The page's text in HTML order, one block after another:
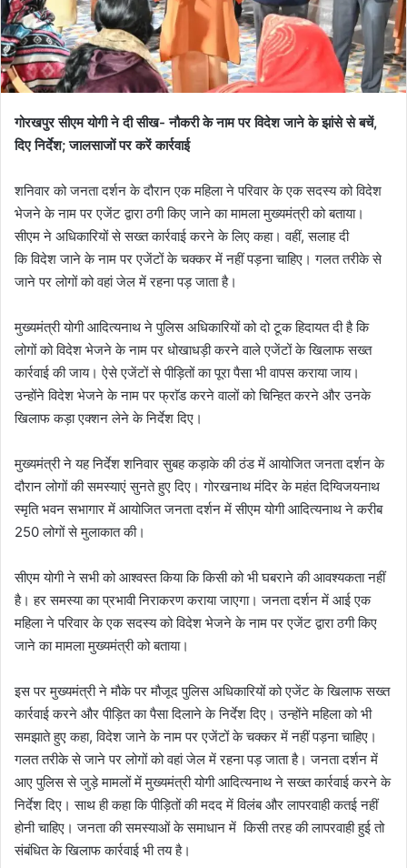
गोरखपुर सीएम योगी ने दी सीख- नौकरी के नाम पर विदेश जाने के झांसे से बचें,
दिए निर्देश; जालसाजों पर करें कार्रवाई
शनिवार को जनता दर्शन के दौरान एक महिला ने परिवार के एक सदस्य को विदेश
भेजने के नाम पर एजेंट द्वारा ठगी किए जाने का मामला मुख्यमंत्री को बताया।
सीएम ने अधिकारियों से सख्त कार्रवाई करने के लिए कहा। वहीं, सलाह दी
कि विदेश जाने के नाम पर एजेंटों के चक्कर में नहीं पड़ना चाहिए। गलत तरीके से
जाने पर लोगों को वहां जेल में रहना पड़ जाता है।
मुख्यमंत्री योगी आदित्यनाथ ने पुलिस अधिकारियों को दो टूक हिदायत दी है कि
लोगों को विदेश भेजने के नाम पर धोखाधड़ी करने वाले एजेंटों के खिलाफ सख्त
कार्रवाई की जाय। ऐसे एजेंटों से पीड़ितों का पूरा पैसा भी वापस कराया जाय।
उन्होंने विदेश भेजने के नाम पर फ्राॅड करने वालों को चिन्हित करने और उनके
खिलाफ कड़ा एक्शन लेने के निर्देश दिए।
मुख्यमंत्री ने यह निर्देश शनिवार सुबह कड़ाके की ठंड में आयोजित जनता दर्शन के
दौरान लोगों की समस्याएं सुनते हुए दिए। गोरखनाथ मंदिर के महंत दिग्विजयनाथ
स्मृति भवन सभागार में आयोजित जनता दर्शन में सीएम योगी आदित्यनाथ ने करीब
250 लोगों से मुलाकात की।
सीएम योगी ने सभी को आश्वस्त किया कि किसी को भी घबराने की आवश्यकता नहीं
है। हर समस्या का प्रभावी निराकरण कराया जाएगा। जनता दर्शन में आई एक
महिला ने परिवार के एक सदस्य को विदेश भेजने के नाम पर एजेंट द्वारा ठगी किए
जाने का मामला मुख्यमंत्री को बताया।
इस पर मुख्यमंत्री ने मौके पर मौजूद पुलिस अधिकारियों को एजेंट के खिलाफ सख्त
कार्रवाई करने और पीड़ित का पैसा दिलाने के निर्देश दिए। उन्होंने महिला को भी
समझाते हुए कहा, विदेश जाने के नाम पर एजेंटों के चक्कर में नहीं पड़ना चाहिए।
गलत तरीके से जाने पर लोगों को वहां जेल में रहना पड़ जाता है। जनता दर्शन में
आए पुलिस से जुड़े मामलों में मुख्यमंत्री योगी आदित्यनाथ ने सख्त कार्रवाई करने के
निर्देश दिए। साथ ही कहा कि पीड़ितों की मदद में विलंब और लापरवाही कतई नहीं
होनी चाहिए। जनता की समस्याओं के समाधान में किसी तरह की लापरवाही हुई तो
संबंधित के खिलाफ कार्रवाई भी तय है।